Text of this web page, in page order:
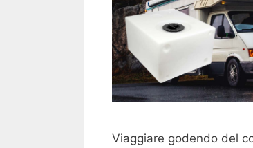
Viaggiare godendo del